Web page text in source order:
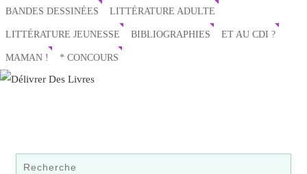
BANDES DESSINÉES LITTÉRATURE ADULTE
LITTÉRATURE JEUNESSE BIBLIOGRAPHIES ET AU CDI ?
MAMAN ! * CONCOURS